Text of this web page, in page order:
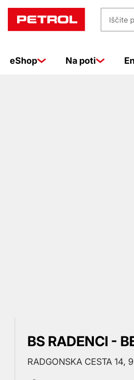
mesta
Iščite
storitvah,
eShop Na poti
BS RADENCI -
RADGONSKA CESTA 14,